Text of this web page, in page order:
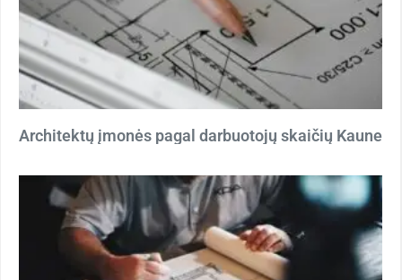
Architektų įmonės pagal darbuotojų skaičių Kaune